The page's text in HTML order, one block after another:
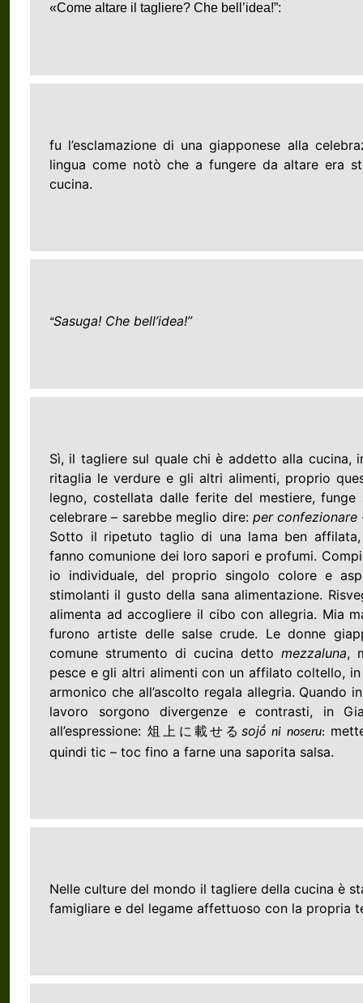
«Come altare il tagliere? Che bell’idea!”:
fu l’esclamazione di una giapponese alla
lingua come notò che a fungere da altare era
cucina.
“Sasuga! Che bell’idea!”
Sì, il tagliere sul quale chi è addetto alla cucina,
ritaglia le verdure e gli altri alimenti, proprio
legno, costellata dalle ferite del mestiere,
celebrare – sarebbe meglio dire: per confezionare
Sotto il ripetuto taglio di una lama ben
fanno comunione dei loro sapori e profumi.
io individuale, del proprio singolo colore e
stimolanti il gusto della sana alimentazione.
alimenta ad accogliere il cibo con allegria. Mia
furono artiste delle salse crude. Le donne
comune strumento di cucina detto mezzaluna,
pesce e gli altri alimenti con un affilato coltello,
armonico che all’ascolto regala allegria. Quando
lavoro sorgono divergenze e contrasti, in
all’espressione:俎上に載せる sojṓ ni noseru:
quindi tic – toc fino a farne una saporita salsa.
Nelle culture del mondo il tagliere della cucina è
famigliare e del legame affettuoso con la propria